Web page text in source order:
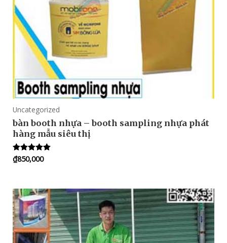
Uncategorized
bàn booth nhựa – booth sampling nhựa phát
hàng mẫu siêu thị
Rated
5.00
₫850,000